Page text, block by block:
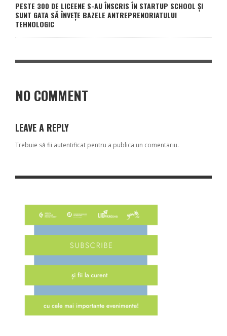
PESTE 300 DE LICEENE S-AU ÎNSCRIS ÎN STARTUP SCHOOL ȘI
SUNT GATA SĂ ÎNVEȚE BAZELE ANTREPRENORIATULUI
TEHNOLOGIC
NO COMMENT
LEAVE A REPLY
Trebuie să fii autentificat pentru a publica un comentariu.